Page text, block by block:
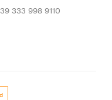
333 998 9110